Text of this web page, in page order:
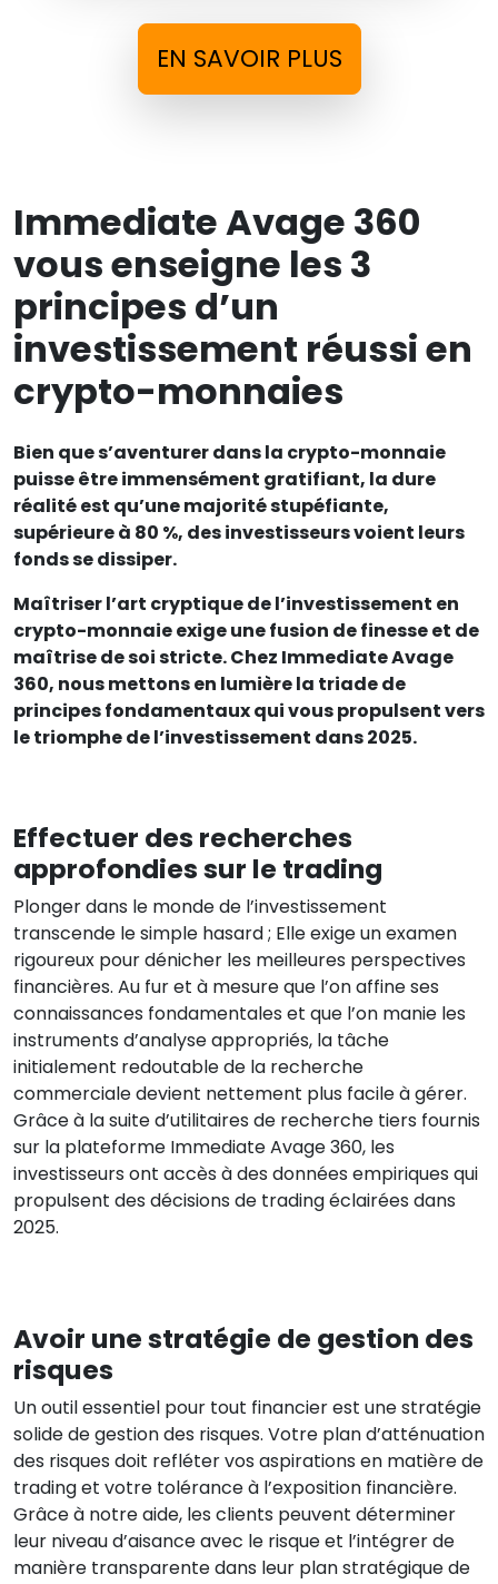
EN SAVOIR PLUS
Immediate Avage 360
vous enseigne les 3
principes d’un
investissement réussi en
crypto-monnaies
Bien que s’aventurer dans la crypto-monnaie
puisse être immensément gratifiant, la dure
réalité est qu’une majorité stupéfiante,
supérieure à 80 %, des investisseurs voient leurs
fonds se dissiper.
Maîtriser l’art cryptique de l’investissement en
crypto-monnaie exige une fusion de finesse et de
maîtrise de soi stricte. Chez Immediate Avage
360, nous mettons en lumière la triade de
principes fondamentaux qui vous propulsent vers
le triomphe de l’investissement dans 2025.
Effectuer des recherches
approfondies sur le trading
Plonger dans le monde de l’investissement
transcende le simple hasard ; Elle exige un examen
rigoureux pour dénicher les meilleures perspectives
financières. Au fur et à mesure que l’on affine ses
connaissances fondamentales et que l’on manie les
instruments d’analyse appropriés, la tâche
initialement redoutable de la recherche
commerciale devient nettement plus facile à gérer.
Grâce à la suite d’utilitaires de recherche tiers fournis
sur la plateforme Immediate Avage 360, les
investisseurs ont accès à des données empiriques qui
propulsent des décisions de trading éclairées dans
2025.
Avoir une stratégie de gestion des
risques
Un outil essentiel pour tout financier est une stratégie
solide de gestion des risques. Votre plan d’atténuation
des risques doit refléter vos aspirations en matière de
trading et votre tolérance à l’exposition financière.
Grâce à notre aide, les clients peuvent déterminer
leur niveau d’aisance avec le risque et l’intégrer de
manière transparente dans leur plan stratégique de